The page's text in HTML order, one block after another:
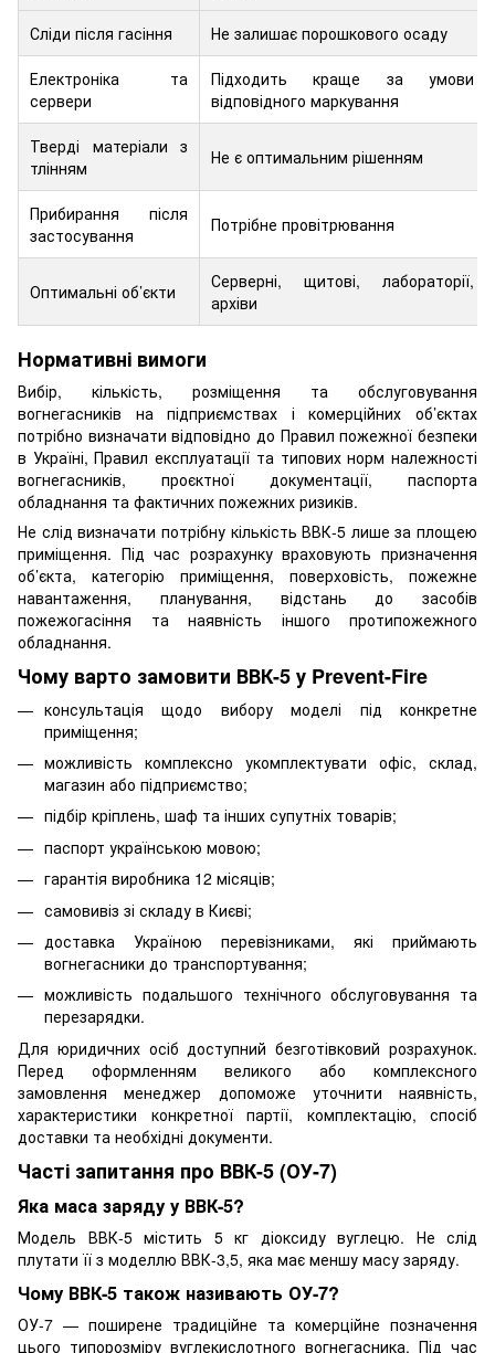
Сліди після гасіння Не залишає порошкового осаду
Електроніка та
сервери
Підходить краще за умови
відповідного маркування
Тверді матеріали з
тлінням
Не є оптимальним рішенням
Прибирання після
застосування
Потрібне провітрювання
Оптимальні об’єкти
Серверні, щитові, лабораторії,
архіви
Нормативні вимоги
Вибір, кількість, розміщення та обслуговування
вогнегасників на підприємствах і комерційних об’єктах
потрібно визначати відповідно до Правил пожежної безпеки
в Україні, Правил експлуатації та типових норм належності
вогнегасників, проєктної документації, паспорта
обладнання та фактичних пожежних ризиків.
Не слід визначати потрібну кількість ВВК-5 лише за площею
приміщення. Під час розрахунку враховують призначення
об’єкта, категорію приміщення, поверховість, пожежне
навантаження, планування, відстань до засобів
пожежогасіння та наявність іншого протипожежного
обладнання.
Чому варто замовити ВВК-5 у Prevent-Fire
консультація щодо вибору моделі під конкретне
приміщення;
можливість комплексно укомплектувати офіс, склад,
магазин або підприємство;
підбір кріплень, шаф та інших супутніх товарів;
паспорт українською мовою;
гарантія виробника 12 місяців;
самовивіз зі складу в Києві;
доставка Україною перевізниками, які приймають
вогнегасники до транспортування;
можливість подальшого технічного обслуговування та
перезарядки.
Для юридичних осіб доступний безготівковий розрахунок.
Перед оформленням великого або комплексного
замовлення менеджер допоможе уточнити наявність,
характеристики конкретної партії, комплектацію, спосіб
доставки та необхідні документи.
Часті запитання про ВВК-5 (ОУ-7)
Яка маса заряду у ВВК-5?
Модель ВВК-5 містить 5 кг діоксиду вуглецю. Не слід
плутати її з моделлю ВВК-3,5, яка має меншу масу заряду.
Чому ВВК-5 також називають ОУ-7?
ОУ-7 — поширене традиційне та комерційне позначення
цього типорозміру вуглекислотного вогнегасника. Під час